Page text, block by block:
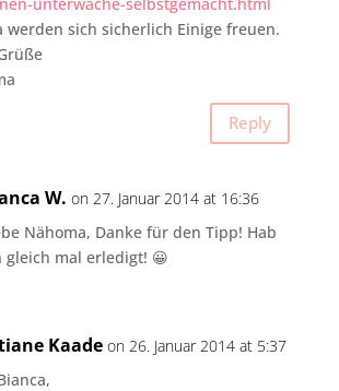
werden sich sicherlich Einige freuen.
Reply
W. on 27. Januar 2014 at 16:36
Nähoma, Danke für den Tipp! Hab
gleich mal erledigt! 😀
Kaade on 26. Januar 2014 at 5:37